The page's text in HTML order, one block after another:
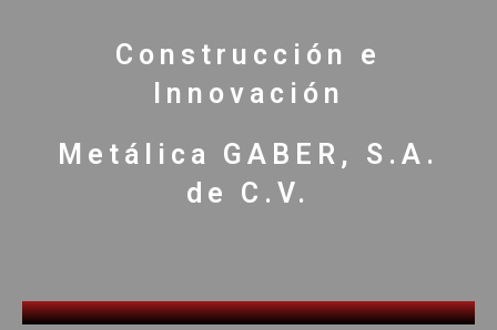
Construcción e
Innovación
Metálica GABER, S.A.
de C.V.